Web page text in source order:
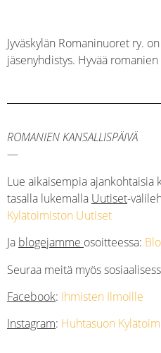
Jyväskylän Romaninuoret ry.
jäsenyhdistys. Hyvää
ROMANIEN KANSALLISPÄIVÄ
—
Lue aikaisempia ajankohtaisia
tasalla lukemalla Uutiset-
Kylätoimiston Uutiset
Ja blogejamme osoitteessa:
Seuraa meitä myös
Facebook: Ihmisten Ilmoille
Instagram: Huhtasuon